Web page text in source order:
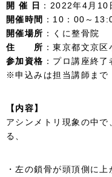
開 催 日 ：2022年4月10
開催時間 ：10：00～
開催場所 ：くに整骨院
住 所 ：東京都文京
参加資格 ：プロ講座終了
※申込みは担当講師まで
【内容】
アシンメトリ現象の中
る、
・左の鎖骨が頭頂側に上